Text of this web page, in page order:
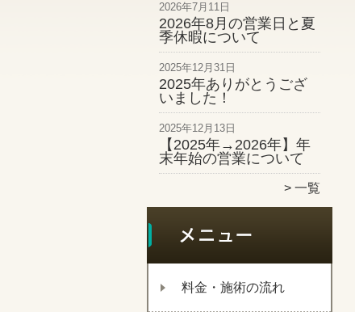
2026年7月11日
2026年8月の営業日と夏
季休暇について
2025年12月31日
2025年ありがとうござ
いました！
2025年12月13日
【2025年→2026年】年
末年始の営業について
一覧
料金・施術の流れ